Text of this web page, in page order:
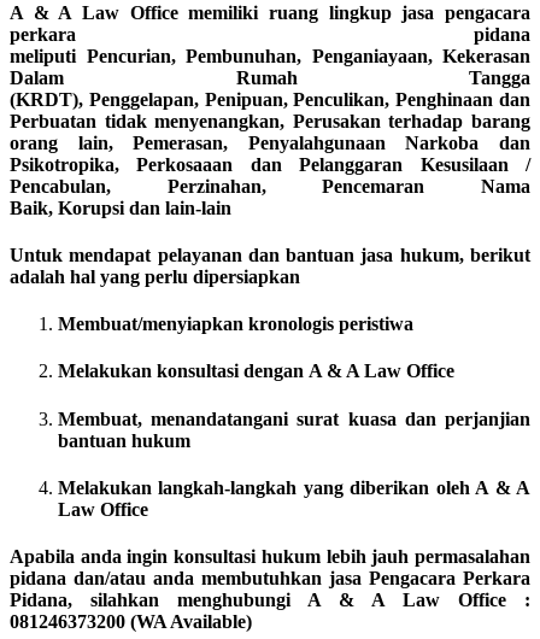
A & A Law Office memiliki ruang lingkup jasa pengacara
perkara pidana
meliputi Pencurian, Pembunuhan, Penganiayaan, Kekerasan
Dalam Rumah Tangga
(KRDT), Penggelapan, Penipuan, Penculikan, Penghinaan dan
Perbuatan tidak menyenangkan, Perusakan terhadap barang
orang lain, Pemerasan, Penyalahgunaan Narkoba dan
Psikotropika, Perkosaaan dan Pelanggaran Kesusilaan /
Pencabulan, Perzinahan, Pencemaran Nama
Baik, Korupsi dan lain-lain
Untuk mendapat pelayanan dan bantuan jasa hukum, berikut
adalah hal yang perlu dipersiapkan
Membuat/menyiapkan kronologis peristiwa
Melakukan konsultasi dengan A & A Law Office
Membuat, menandatangani surat kuasa dan perjanjian
bantuan hukum
Melakukan langkah-langkah yang diberikan oleh A & A
Law Office
Apabila anda ingin konsultasi hukum lebih jauh permasalahan
pidana dan/atau anda membutuhkan jasa Pengacara Perkara
Pidana, silahkan menghubungi A & A Law Office :
081246373200 (WA Available)